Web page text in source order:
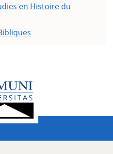
en Histoire du